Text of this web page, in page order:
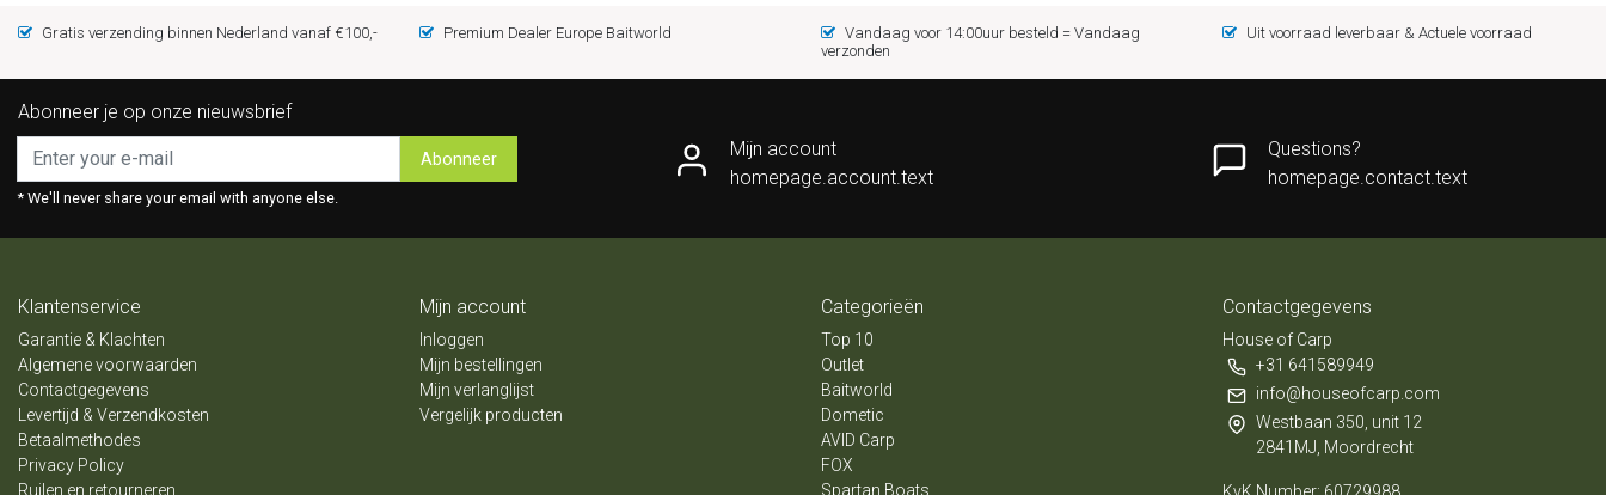
Gratis verzending binnen Nederland vanaf €100,- Premium Dealer Europe Baitworld
Vandaag voor 14:00uur besteld = Vandaag
verzonden
Uit voorraad leverbaar & Actuele voorraad
Abonneer je op onze nieuwsbrief
Abonneer
* We'll never share your email with anyone else.
Mijn account
homepage.account.text
Questions?
homepage.contact.text
Klantenservice
Garantie & Klachten
Algemene voorwaarden
Contactgegevens
Levertijd & Verzendkosten
Betaalmethodes
Privacy Policy
Ruilen en retourneren
Mijn account
Inloggen
Mijn bestellingen
Mijn verlanglijst
Vergelijk producten
Categorieën
Top 10
Outlet
Baitworld
Dometic
AVID Carp
FOX
Spartan Boats
Contactgegevens
House of Carp
+31 641589949
info@houseofcarp.com
Westbaan 350, unit 12
2841MJ, Moordrecht